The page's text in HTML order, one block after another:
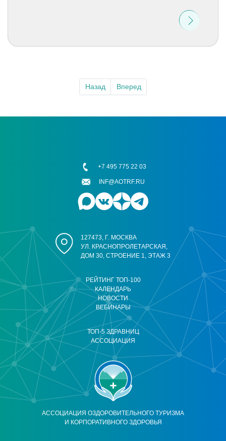
Назад Вперед
АССОЦИАЦИЯ ОЗДОРОВИТЕЛЬНОГО ТУРИЗМА
И КОРПОРАТИВНОГО ЗДОРОВЬЯ
РЕЙТИНГ ТОП-100
КАЛЕНДАРЬ
НОВОСТИ
ВЕБИНАРЫ
ТОП-5 ЗДРАВНИЦ
АССОЦИАЦИЯ
127473, Г. МОСКВА
УЛ. КРАСНОПРОЛЕТАРСКАЯ,
ДОМ 30, СТРОЕНИЕ 1, ЭТАЖ 3
+7 495 775 22 03
INF@AOTRF.RU